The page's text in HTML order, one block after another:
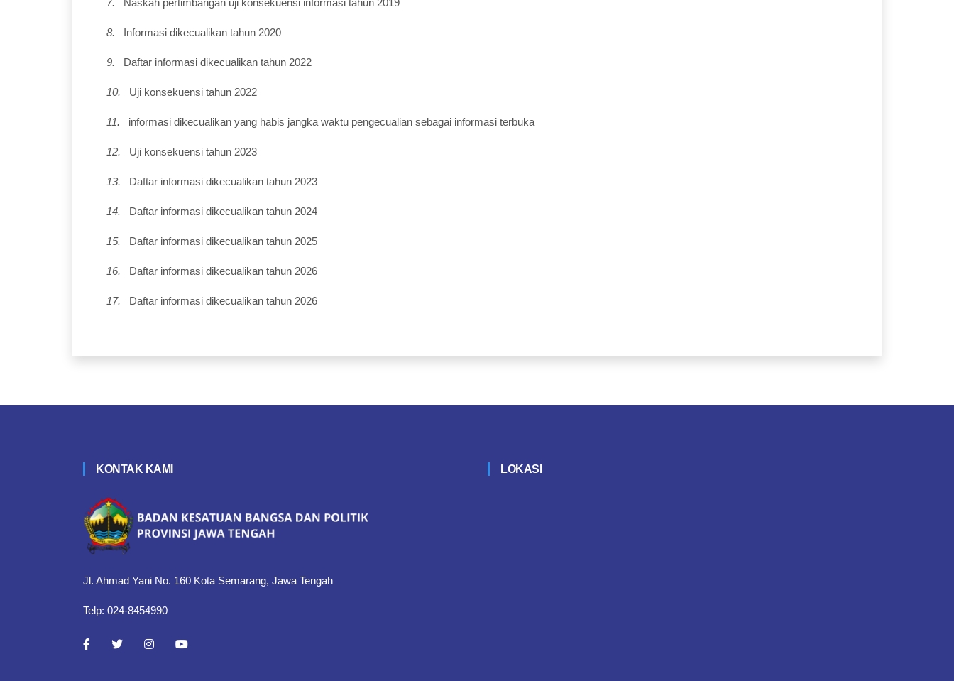
7. Naskah pertimbangan uji konsekuensi informasi tahun 2019
8. Informasi dikecualikan tahun 2020
9. Daftar informasi dikecualikan tahun 2022
10. Uji konsekuensi tahun 2022
11. informasi dikecualikan yang habis jangka waktu pengecualian sebagai informasi terbuka
12. Uji konsekuensi tahun 2023
13. Daftar informasi dikecualikan tahun 2023
14. Daftar informasi dikecualikan tahun 2024
15. Daftar informasi dikecualikan tahun 2025
16. Daftar informasi dikecualikan tahun 2026
17. Daftar informasi dikecualikan tahun 2026
KONTAK KAMI
Jl. Ahmad Yani No. 160 Kota Semarang, Jawa Tengah
Telp: 024-8454990
LOKASI